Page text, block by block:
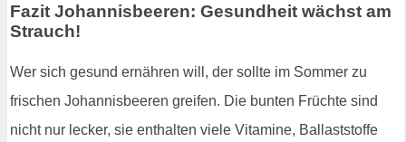
Fazit Johannisbeeren: Gesundheit wächst am
Strauch!
Wer sich gesund ernähren will, der sollte im Sommer zu
frischen Johannisbeeren greifen. Die bunten Früchte sind
nicht nur lecker, sie enthalten viele Vitamine, Ballaststoffe